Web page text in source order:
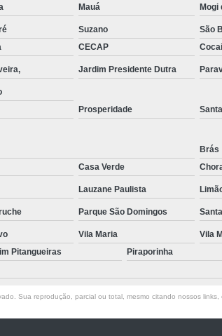
Munck
Muncks de
Aluguel
Locação
Locação
Empresa
Mauá Mogi
Suzano São
CECAP
Jardim Presidente Dutra
Prosperidade
Brás
Casa Verde
Lauzane Paulista
Parque São Domingos
Vila Maria
Vila
Pitangueiras Piraporinha
Sua reprodução, parcial ou total, mesmo citando nossos